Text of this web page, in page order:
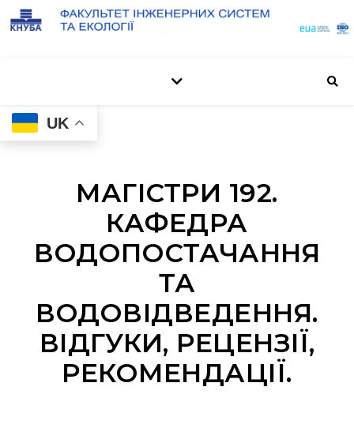
UK
МАГІСТРИ 192.
КАФЕДРА
ВОДОПОСТАЧАННЯ
ТА
ВОДОВІДВЕДЕННЯ.
ВІДГУКИ, РЕЦЕНЗІЇ,
РЕКОМЕНДАЦІЇ.